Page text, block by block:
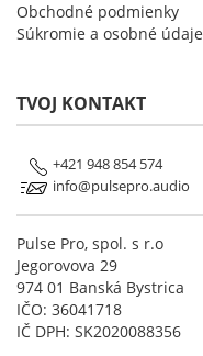
Obchodné podmienky
Súkromie a osobné údaje
TVOJ KONTAKT
+421 948 854 574
info@pulsepro.audio
Pulse Pro, spol. s r.o
Jegorovova 29
974 01 Banská Bystrica
IČO: 36041718
IČ DPH: SK2020088356